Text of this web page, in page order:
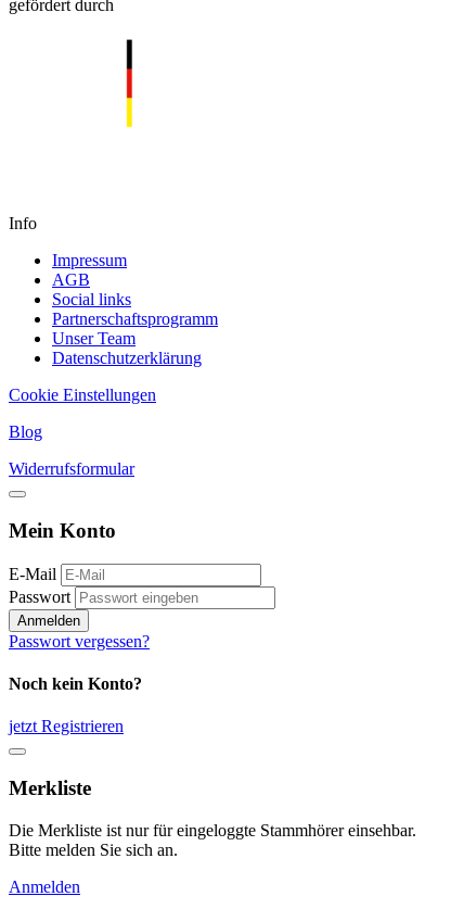
gefördert durch
Info
Impressum
AGB
Social links
Partnerschaftsprogramm
Unser Team
Datenschutzerklärung
Cookie Einstellungen
Blog
Widerrufsformular
Mein Konto
E-Mail
Passwort
Anmelden
Passwort vergessen?
Noch kein Konto?
jetzt Registrieren
Merkliste
Die Merkliste ist nur für eingeloggte Stammhörer einsehbar.
Bitte melden Sie sich an.
Anmelden